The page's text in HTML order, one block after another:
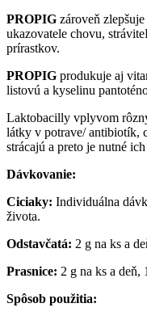
PROPIG zároveň
ukazovatele chovu,
prírastkov.
PROPIG produkuje aj
listovú a kyselinu
Laktobacilly vplyvom
látky v potrave/ antibiotík,
strácajú a preto je nutné
Dávkovanie:
Ciciaky: Individuálna
života.
Odstavčatá: 2 g na ks a
Prasnice: 2 g na ks a deň,
Spôsob použitia: